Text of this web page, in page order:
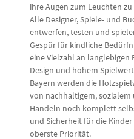
ihre Augen zum Leuchten
Alle Designer, Spiele- und
entwerfen, testen und
Gespür für kindliche
eine Vielzahl an
Design und hohem
Bayern werden die
von nachhaltigem,
Handeln noch komplett
und Sicherheit für die
oberste Priorität.